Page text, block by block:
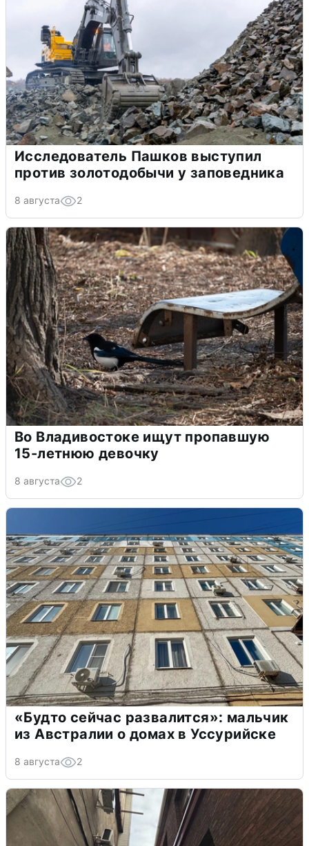
Исследователь Пашков выступил
против золотодобычи у заповедника
8 августа 2
Во Владивостоке ищут пропавшую
15-летнюю девочку
8 августа 2
«Будто сейчас развалится»: мальчик
из Австралии о домах в Уссурийске
8 августа 2